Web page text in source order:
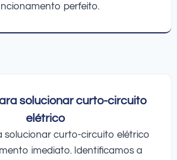
perfeito.
solucionar curto-circuito
elétrico
solucionar curto-circuito elétrico
imediato. Identificamos a